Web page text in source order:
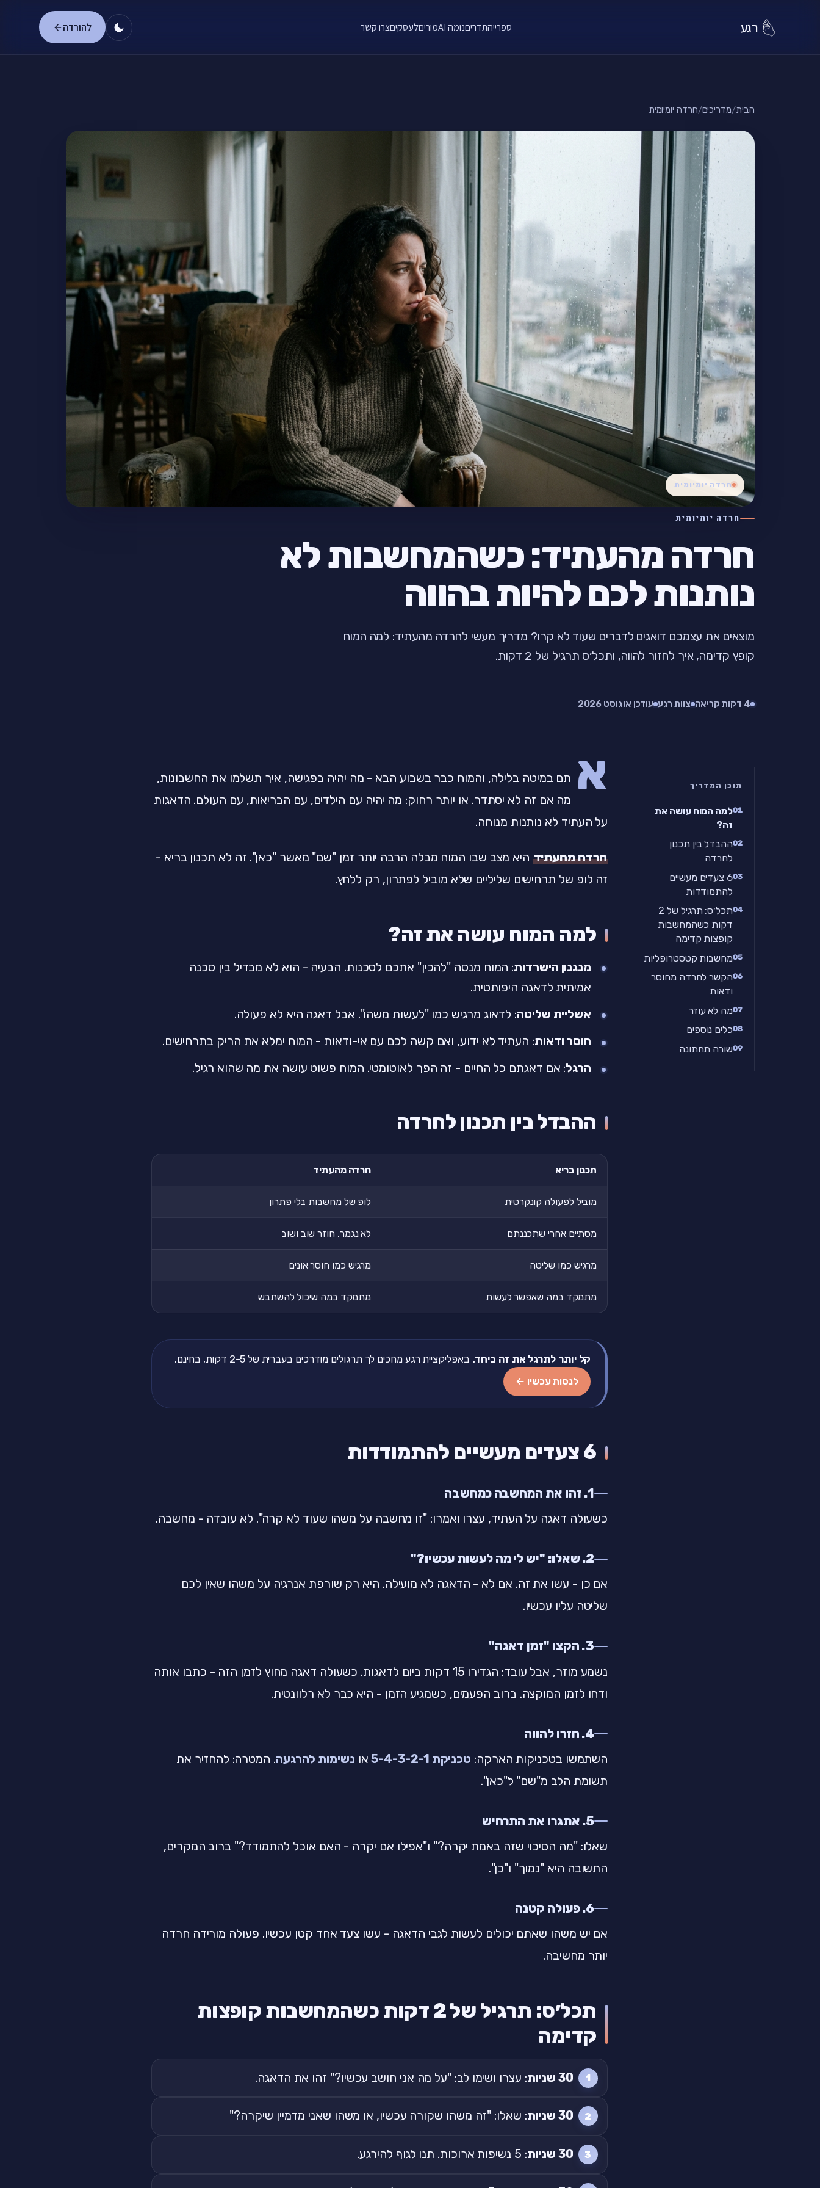
רגע ספרייהתדריםנומה AI מוריםלעסקיםצרו קשר להורדה
הבית/מדריכים/חרדה יומיומית
חרדה יומיומית
חרדה מהעתיד: כשהמחשבות לא
נותנות לכם להיות בהווה
מוצאים את עצמכם דואגים לדברים שעוד לא קרו? מדריך מעשי לחרדה מהעתיד: למה המוח
קופץ קדימה, איך לחזור להווה, ותכל׳ס תרגיל של 2 דקות.
4 דקות קריאה צוות רגע עודכן אוגוסט 2026
חרדה יומיומית
תוכן המדריך
למה המוח עושה את
זה?
ההבדל בין תכנון
לחרדה
6 צעדים מעשיים
להתמודדות
תכל׳ס: תרגיל של 2
דקות כשהמחשבות
קופצות קדימה
מחשבות קטסטרופליות
הקשר לחרדה מחוסר
ודאות
מה לא עוזר
כלים נוספים
שורה תחתונה
א תם במיטה בלילה, והמוח כבר בשבוע הבא - מה יהיה בפגישה, איך תשלמו את החשבונות,
מה אם זה לא יסתדר. או יותר רחוק: מה יהיה עם הילדים, עם הבריאות, עם העולם. הדאגות
על העתיד לא נותנות מנוחה.
חרדה מהעתיד היא מצב שבו המוח מבלה הרבה יותר זמן "שם" מאשר "כאן". זה לא תכנון בריא -
זה לופ של תרחישים שליליים שלא מוביל לפתרון, רק ללחץ.
למה המוח עושה את זה?
מנגנון הישרדות: המוח מנסה "להכין" אתכם לסכנות. הבעיה - הוא לא מבדיל בין סכנה
אמיתית לדאגה היפותטית.
אשליית שליטה: לדאוג מרגיש כמו "לעשות משהו". אבל דאגה היא לא פעולה.
חוסר ודאות: העתיד לא ידוע, ואם קשה לכם עם אי-ודאות - המוח ימלא את הריק בתרחישים.
הרגל: אם דאגתם כל החיים - זה הפך לאוטומטי. המוח פשוט עושה את מה שהוא רגיל.
ההבדל בין תכנון לחרדה
תכנון בריא חרדה מהעתיד
מוביל לפעולה קונקרטית לופ של מחשבות בלי פתרון
מסתיים אחרי שתכננתם לא נגמר, חוזר שוב ושוב
מרגיש כמו שליטה מרגיש כמו חוסר אונים
מתמקד במה שאפשר לעשות מתמקד במה שיכול להשתבש
קל יותר לתרגל את זה ביחד. באפליקציית רגע מחכים לך תרגולים מודרכים בעברית של 2-5 דקות, בחינם.
לנסות עכשיו ←
6 צעדים מעשיים להתמודדות
1. זהו את המחשבה כמחשבה
כשעולה דאגה על העתיד, עצרו ואמרו: "זו מחשבה על משהו שעוד לא קרה". לא עובדה - מחשבה.
2. שאלו: "יש לי מה לעשות עכשיו?"
אם כן - עשו את זה. אם לא - הדאגה לא מועילה. היא רק שורפת אנרגיה על משהו שאין לכם
שליטה עליו עכשיו.
3. הקצו "זמן דאגה"
נשמע מוזר, אבל עובד: הגדירו 15 דקות ביום לדאגות. כשעולה דאגה מחוץ לזמן הזה - כתבו אותה
ודחו לזמן המוקצה. ברוב הפעמים, כשמגיע הזמן - היא כבר לא רלוונטית.
4. חזרו להווה
השתמשו בטכניקות הארקה: טכניקת 5-4-3-2-1 או נשימות להרגעה. המטרה: להחזיר את
תשומת הלב מ"שם" ל"כאן".
5. אתגרו את התרחיש
שאלו: "מה הסיכוי שזה באמת יקרה?" ו"אפילו אם יקרה - האם אוכל להתמודד?" ברוב המקרים,
התשובה היא "נמוך" ו"כן".
6. פעולה קטנה
אם יש משהו שאתם יכולים לעשות לגבי הדאגה - עשו צעד אחד קטן עכשיו. פעולה מורידה חרדה
יותר מחשיבה.
תכל׳ס: תרגיל של 2 דקות כשהמחשבות קופצות
קדימה
30 שניות : עצרו ושימו לב: "על מה אני חושב עכשיו?" זהו את הדאגה.
30 שניות : שאלו: "זה משהו שקורה עכשיו, או משהו שאני מדמיין שיקרה?"
30 שניות : 5 נשיפות ארוכות. תנו לגוף להירגע.